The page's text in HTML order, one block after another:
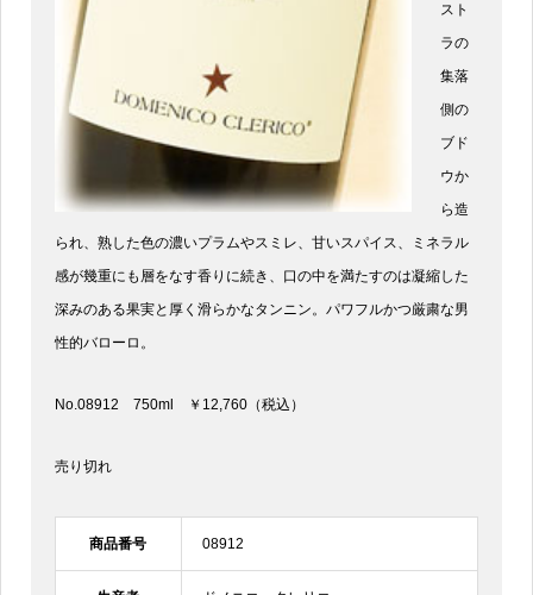
スト
ラの
集落
側の
ブド
ウか
ら造
られ、熟した色の濃いプラムやスミレ、甘いスパイス、ミネラル
感が幾重にも層をなす香りに続き、口の中を満たすのは凝縮した
深みのある果実と厚く滑らかなタンニン。パワフルかつ厳粛な男
性的バローロ。
No.08912 750ml ￥12,760（税込）
売り切れ
商品番号 08912